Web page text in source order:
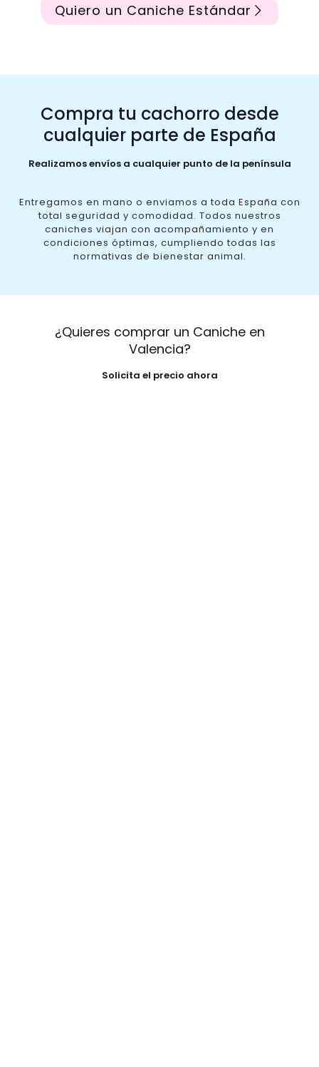
Quiero un Caniche Estándar
Compra tu cachorro desde
cualquier parte de España
Realizamos envíos a cualquier punto de la península
Entregamos en mano o enviamos a toda España con
total seguridad y comodidad. Todos nuestros
caniches viajan con acompañamiento y en
condiciones óptimas, cumpliendo todas las
normativas de bienestar animal.
¿Quieres comprar un Caniche en
Valencia?
Solicita el precio ahora